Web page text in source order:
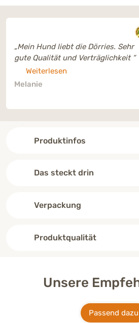
„Mein Hund liebt die Dörries. Sehr
gute Qualität und Verträglichkeit “
Weiterlesen
Melanie
Produktinfos
Das steckt drin
Verpackung
Produktqualität
Unsere
Passend dazu